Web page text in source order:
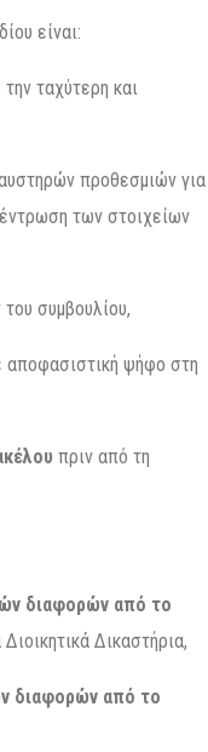
είναι:
ταχύτερη και
προθεσμιών για
των στοιχείων
συμβουλίου,
αποφασιστική ψήφο στη
πριν από τη
διαφορών από το
Δικαστήρια,
διαφορών από το